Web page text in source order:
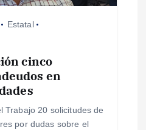
Estatal
cinco
en
Trabajo 20 solicitudes de
por dudas sobre el